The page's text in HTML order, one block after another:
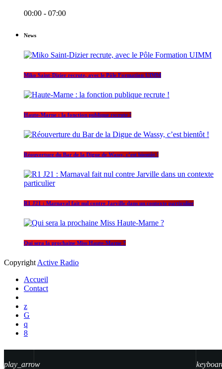
play_arrow
00:00 - 07:00
News
Miko Saint-Dizier recrute, avec le Pôle Formation UIMM
Haute-Marne : la fonction publique recrute !
Réouverture du Bar de la Digue de Wassy, c’est bientôt !
R1 J21 : Marnaval fait nul contre Jarville dans un contexte particulier
Qui sera la prochaine Miss Haute-Marne ?
Copyright Active Radio
Accueil
Contact